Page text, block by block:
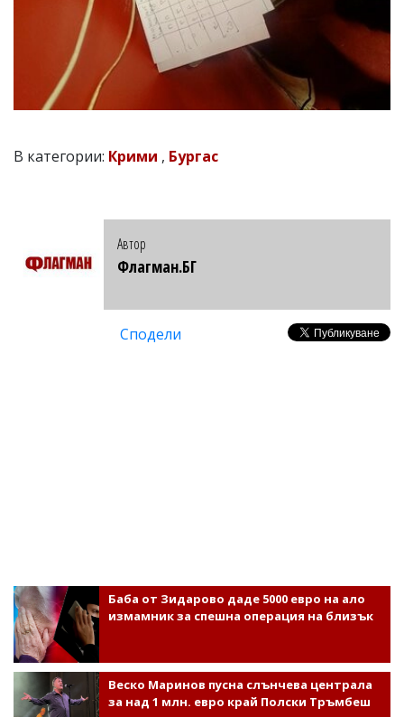
В категории: Крими , Бургас
Автор
Флагман.БГ
Сподели
Баба от Зидарово даде 5000 евро на ало
измамник за спешна операция на близък
Веско Маринов пусна слънчева централа
за над 1 млн. евро край Полски Тръмбеш